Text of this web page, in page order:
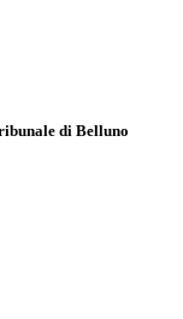
di Belluno